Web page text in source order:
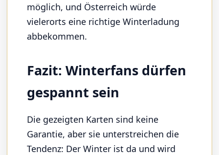
möglich, und Österreich würde
vielerorts eine richtige Winterladung
abbekommen.
Fazit: Winterfans dürfen
gespannt sein
Die gezeigten Karten sind keine
Garantie, aber sie unterstreichen die
Tendenz: Der Winter ist da und wird